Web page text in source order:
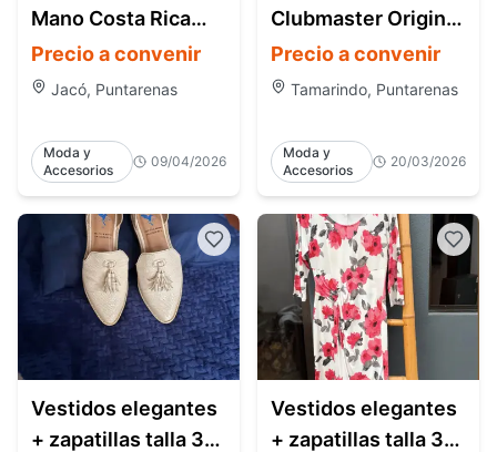
Mano Costa Rica
Estilo y Ofertas
Precio a convenir
Jacó, Puntarenas
Moda y
Accesorios
09/04/2026
Clubmaster Original
en Venta – Estilo
Clásico - Tamarindo
Precio a convenir
Tamarindo, Puntarenas
Moda y
Accesorios
20/03/2026
Vestidos elegantes
+ zapatillas talla 37
Vestidos elegantes
+ zapatillas talla 37